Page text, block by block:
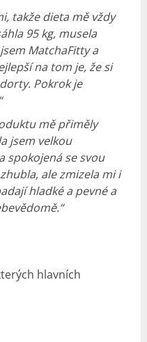
takže dieta mě vždy
95 kg, musela
MatchaFitty a
na tom je, že si
Pokrok je
mě přiměly
jsem velkou
spokojená se svou
ale zmizela mi i
hladké a pevné a
hlavních